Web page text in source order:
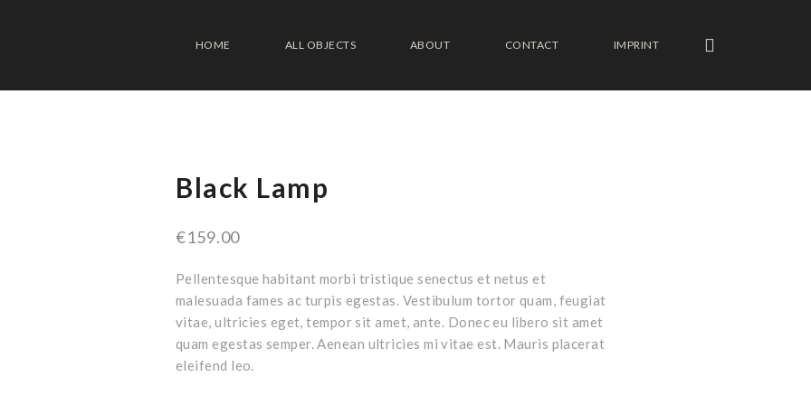
HOME ALL OBJECTS ABOUT CONTACT IMPRINT
Black Lamp
€159.00
Pellentesque habitant morbi tristique senectus et netus et
malesuada fames ac turpis egestas. Vestibulum tortor quam, feugiat
vitae, ultricies eget, tempor sit amet, ante. Donec eu libero sit amet
quam egestas semper. Aenean ultricies mi vitae est. Mauris placerat
eleifend leo.